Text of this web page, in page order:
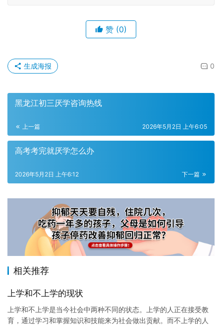
赞 (0)
0
生成海报
黑龙江初三厌学咨询热线
上一篇 2026年5月2日 上午6:05
高考考完就厌学怎么办
下一篇
2026年5月2日 上午6:12
相关推荐
上学和不上学的现状
上学和不上学是当今社会中两种不同的状态。上学的人正在接受教
育，通过学习和掌握知识和技能来为社会做出贡献。而不上学的人